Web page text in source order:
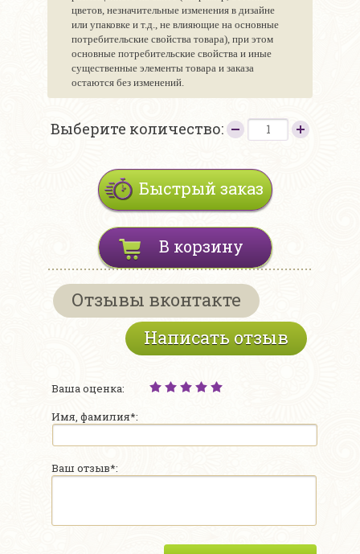
цветов, незначительные изменения в дизайне
или упаковке и т.д., не влияющие на основные
потребительские свойства товара), при этом
основные потребительские свойства и иные
существенные элементы товара и заказа
остаются без изменений.
Выберите количество:
Быстрый заказ
В корзину
Отзывы вконтакте
Написать отзыв
Ваша оценка:
Имя, фамилия*:
Ваш отзыв*: